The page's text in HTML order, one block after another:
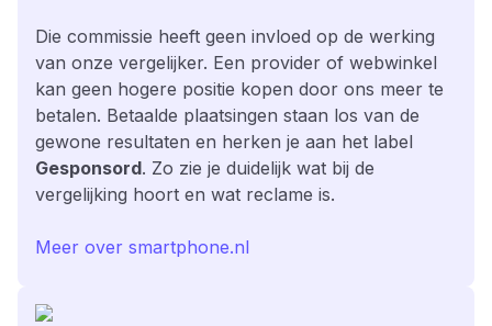
Die commissie heeft geen invloed op de werking
van onze vergelijker. Een provider of webwinkel
kan geen hogere positie kopen door ons meer te
betalen. Betaalde plaatsingen staan los van de
gewone resultaten en herken je aan het label
Gesponsord. Zo zie je duidelijk wat bij de
vergelijking hoort en wat reclame is.
Meer over smartphone.nl